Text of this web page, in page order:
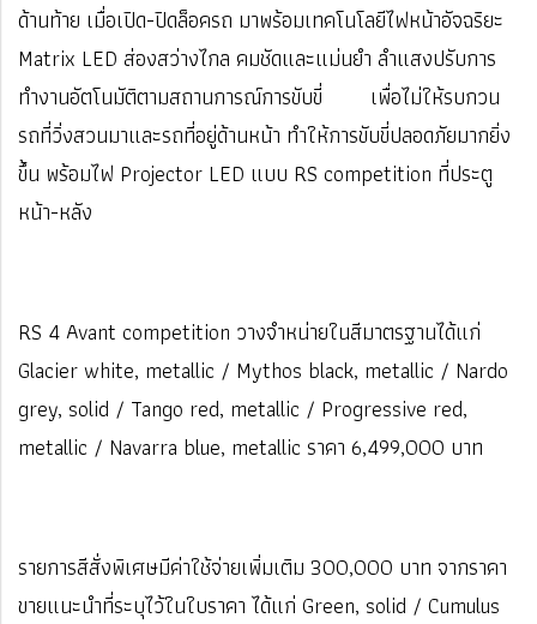
ด้านท้าย เมื่อเปิด-ปิดล็อครถ มาพร้อมเทคโนโลยีไฟหน้าอัจฉริยะ
Matrix LED ส่องสว่างไกล คมชัดและแม่นยำ ลำแสงปรับการ
ทำงานอัตโนมัติตามสถานการณ์การขับขี่ เพื่อไม่ให้รบกวน
รถที่วิ่งสวนมาและรถที่อยู่ด้านหน้า ทำให้การขับขี่ปลอดภัยมากยิ่ง
ขึ้น พร้อมไฟ Projector LED แบบ RS competition ที่ประตู
หน้า-หลัง
RS 4 Avant competition วางจำหน่ายในสีมาตรฐานได้แก่
Glacier white, metallic / Mythos black, metallic / Nardo
grey, solid / Tango red, metallic / Progressive red,
metallic / Navarra blue, metallic ราคา 6,499,000 บาท
รายการสีสั่งพิเศษมีค่าใช้จ่ายเพิ่มเติม 300,000 บาท จากราคา
ขายแนะนำที่ระบุไว้ในใบราคา ได้แก่ Green, solid / Cumulus